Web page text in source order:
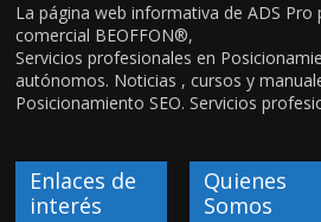
La página web informativa de ADS Pro
comercial BEOFFON®,
Servicios profesionales en
autónomos. Noticias , cursos y
Posicionamiento SEO. Servicios
Enlaces de
interés
Quienes
Somos